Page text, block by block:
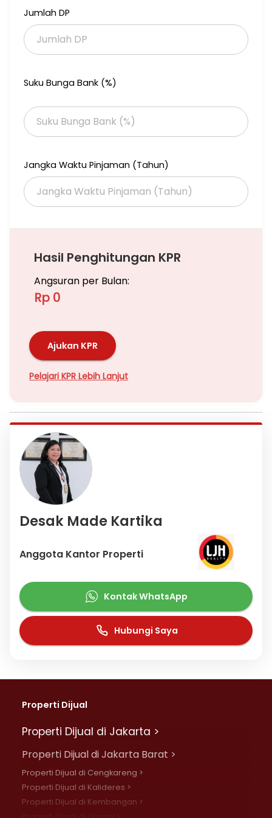
Jumlah DP
Suku Bunga Bank (%)
Jangka Waktu Pinjaman (Tahun)
Hasil Penghitungan KPR
Angsuran per Bulan:
Rp 0
Ajukan KPR
Pelajari KPR Lebih Lanjut
Desak Made Kartika
Anggota Kantor Properti
Kontak WhatsApp
Hubungi Saya
Properti Dijual
Properti Dijual di Jakarta >
Properti Dijual di Jakarta Barat >
Properti Dijual di Cengkareng >
Properti Dijual di Kalideres >
Properti Dijual di Kembangan >